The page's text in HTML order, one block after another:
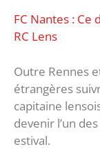
FC Nantes : Ce
RC Lens
Outre Rennes
étrangères
capitaine
devenir l’un
estival.